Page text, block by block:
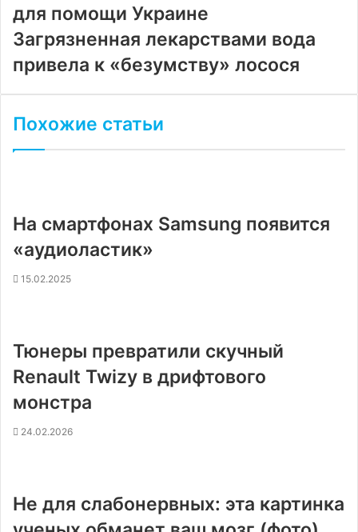
для помощи Украине
Загрязненная лекарствами вода
привела к «безумству» лосося
Похожие статьи
На смартфонах Samsung появится
«аудиоластик»
15.02.2025
Тюнеры превратили скучный
Renault Twizy в дрифтового
монстра
24.02.2026
Не для слабонервных: эта картинка